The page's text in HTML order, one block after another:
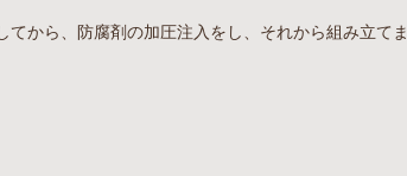
から、防腐剤の加圧注入をし、それから組み立てま